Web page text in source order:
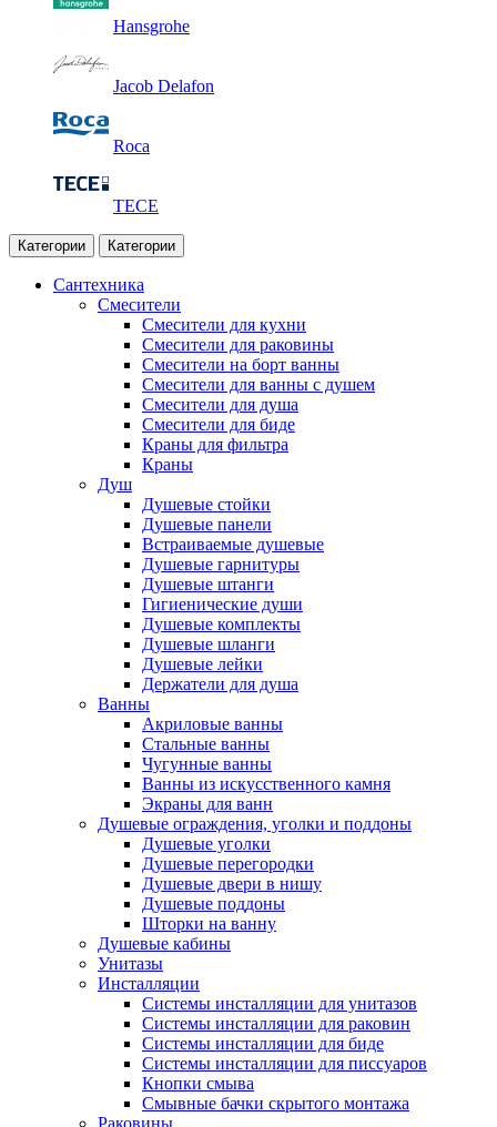
Hansgrohe
Jacob Delafon
Roca
TECE
Категории Категории
Сантехника
Смесители
Смесители для кухни
Смесители для раковины
Смесители на борт ванны
Смесители для ванны с душем
Смесители для душа
Смесители для биде
Краны для фильтра
Краны
Душ
Душевые стойки
Душевые панели
Встраиваемые душевые
Душевые гарнитуры
Душевые штанги
Гигиенические души
Душевые комплекты
Душевые шланги
Душевые лейки
Держатели для душа
Ванны
Акриловые ванны
Стальные ванны
Чугунные ванны
Ванны из искусственного камня
Экраны для ванн
Душевые ограждения, уголки и поддоны
Душевые уголки
Душевые перегородки
Душевые двери в нишу
Душевые поддоны
Шторки на ванну
Душевые кабины
Унитазы
Инсталляции
Системы инсталляции для унитазов
Системы инсталляции для раковин
Системы инсталляции для биде
Системы инсталляции для писсуаров
Кнопки смыва
Смывные бачки скрытого монтажа
Раковины